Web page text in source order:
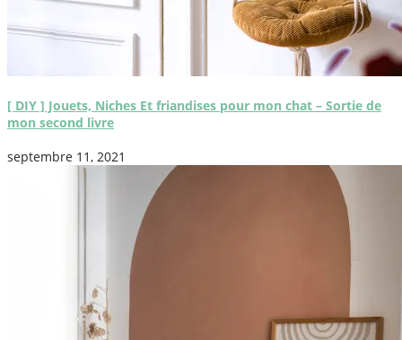
[ DIY ] Jouets, Niches Et friandises pour mon chat – Sortie de
mon second livre
septembre 11, 2021